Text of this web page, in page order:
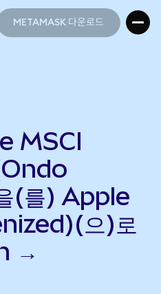
METAMASK 다운로드
MSCI
(를) Apple
으)로
→